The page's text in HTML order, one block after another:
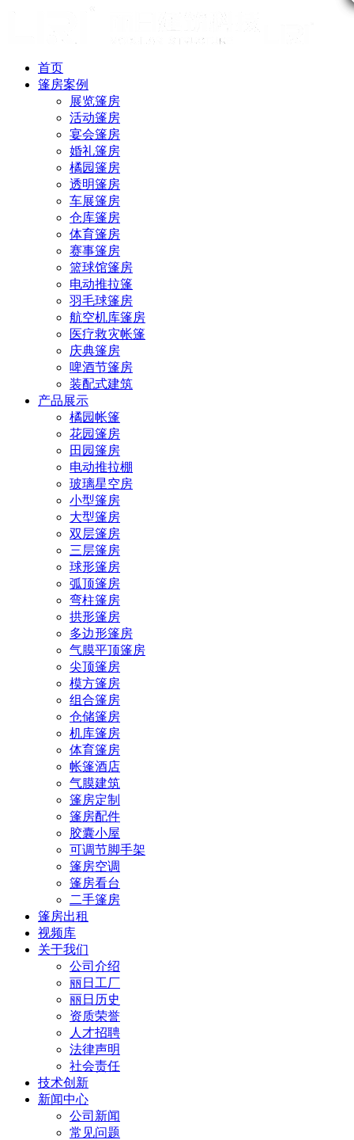
首页
篷房案例
展览篷房
活动篷房
宴会篷房
婚礼篷房
橘园篷房
透明篷房
车展篷房
仓库篷房
体育篷房
赛事篷房
篮球馆篷房
电动推拉篷
羽毛球篷房
航空机库篷房
医疗救灾帐篷
庆典篷房
啤酒节篷房
装配式建筑
产品展示
橘园帐篷
花园篷房
田园篷房
电动推拉棚
玻璃星空房
小型篷房
大型篷房
双层篷房
三层篷房
球形篷房
弧顶篷房
弯柱篷房
拱形篷房
多边形篷房
气膜平顶篷房
尖顶篷房
模方篷房
组合篷房
仓储篷房
机库篷房
体育篷房
帐篷酒店
气膜建筑
篷房定制
篷房配件
胶囊小屋
可调节脚手架
篷房空调
篷房看台
二手篷房
篷房出租
视频库
关于我们
公司介绍
丽日工厂
丽日历史
资质荣誉
人才招聘
法律声明
社会责任
技术创新
新闻中心
公司新闻
常见问题